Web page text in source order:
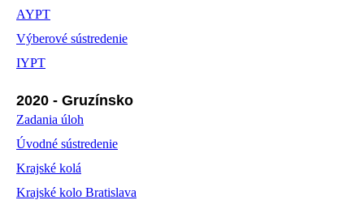
AYPT
Výberové sústredenie
IYPT
2020 - Gruzínsko
Zadania úloh
Úvodné sústredenie
Krajské kolá
Krajské kolo Bratislava